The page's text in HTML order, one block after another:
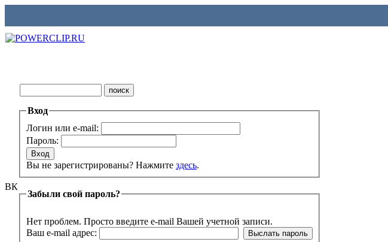
ВК
Вход
Логин или e-mail:
Пароль:
Вы не зарегистрированы? Нажмите здесь.
Забыли свой пароль?
Нет проблем. Просто введите e-mail Вашей учетной записи.
Ваш e-mail адрес: